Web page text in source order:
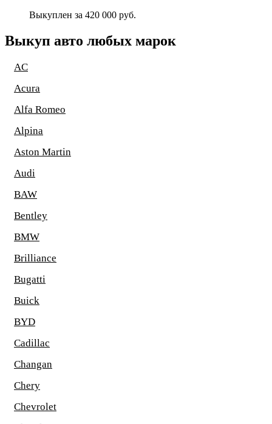
Выкуплен за 420 000 руб.
Выкуп авто любых марок
AC
Acura
Alfa Romeo
Alpina
Aston Martin
Audi
BAW
Bentley
BMW
Brilliance
Bugatti
Buick
BYD
Cadillac
Changan
Chery
Chevrolet